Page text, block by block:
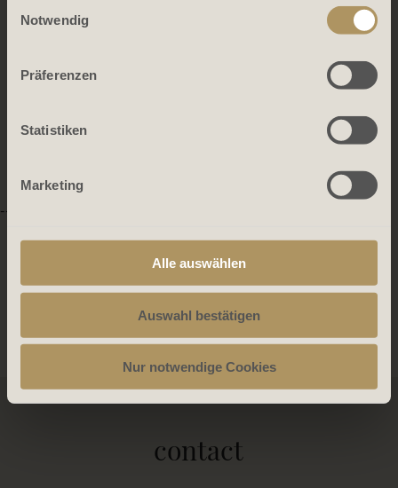
Notwendig
Präferenzen
Statistiken
Marketing
Alle auswählen
Auswahl bestätigen
Nur notwendige Cookies
-->
contact